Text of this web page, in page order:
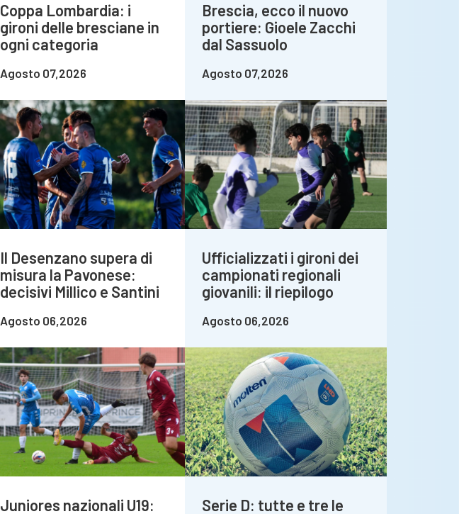
Coppa Lombardia: i
gironi delle bresciane in
ogni categoria
Agosto 07,2026
Brescia, ecco il nuovo
portiere: Gioele Zacchi
dal Sassuolo
Agosto 07,2026
Il Desenzano supera di
misura la Pavonese:
decisivi Millico e Santini
Agosto 06,2026
Ufficializzati i gironi dei
campionati regionali
giovanili: il riepilogo
Agosto 06,2026
Juniores nazionali U19:
Serie D: tutte e tre le